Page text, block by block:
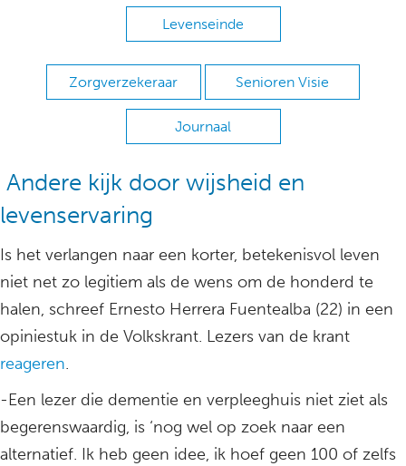
Levenseinde
Zorgverzekeraar Senioren Visie
Journaal
Andere kijk door wijsheid en
levenservaring
Is het verlangen naar een korter, betekenisvol leven
niet net zo legitiem als de wens om de honderd te
halen, schreef Ernesto Herrera Fuentealba (22) in een
opiniestuk in de Volkskrant. Lezers van de krant
reageren.
-Een lezer die dementie en verpleeghuis niet ziet als
begerenswaardig, is ‘nog wel op zoek naar een
alternatief. Ik heb geen idee, ik hoef geen 100 of zelfs